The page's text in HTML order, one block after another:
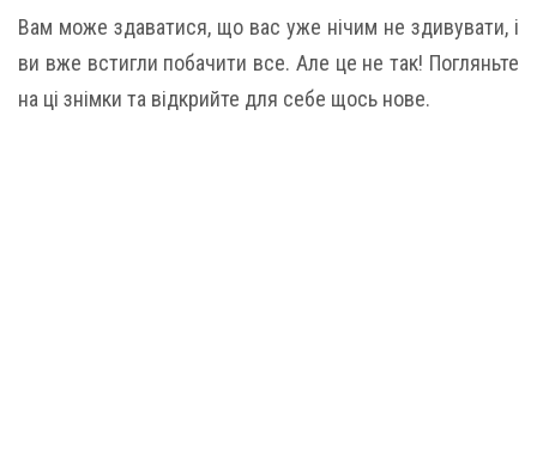
Вам може здаватися, що вас уже нічим не здивувати, і
ви вже встигли побачити все. Але це не так! Погляньте
на ці знімки та відкрийте для себе щось нове.